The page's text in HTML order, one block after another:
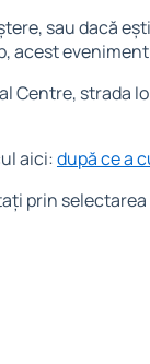
sau dacă
acest
Centre, strada
aici:după ce a
prin